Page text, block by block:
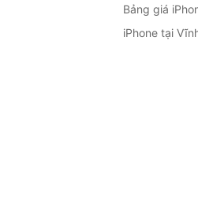
Bảng giá
iPhone tại